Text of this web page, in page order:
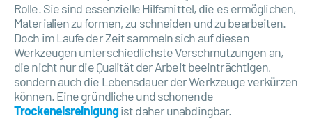
Rolle. Sie sind essenzielle Hilfsmittel, die es ermöglichen,
Materialien zu formen, zu schneiden und zu bearbeiten.
Doch im Laufe der Zeit sammeln sich auf diesen
Werkzeugen unterschiedlichste Verschmutzungen an,
die nicht nur die Qualität der Arbeit beeinträchtigen,
sondern auch die Lebensdauer der Werkzeuge verkürzen
können. Eine gründliche und schonende
Trockeneisreinigungist daher unabdingbar.